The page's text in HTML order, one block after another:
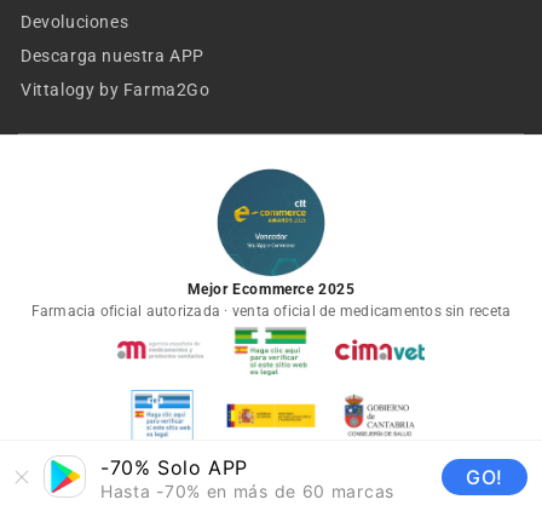
-70% Solo APP
Hasta -70% en más de 60 marcas
GO!
€35,00€38,33
Devoluciones
Descarga nuestra APP
Vittalogy by Farma2Go
Mejor Ecommerce 2025
Farmacia oficial autorizada · venta oficial de medicamentos sin receta